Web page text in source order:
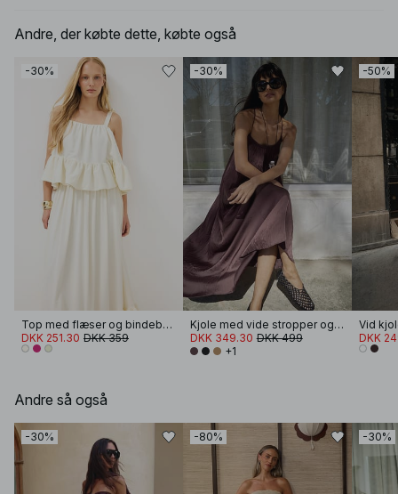
Andre, der købte dette, købte også
-30%
Top med flæser og bindebånd i skulderen
DKK 251.30 DKK 359
-30%
Kjole med vide stropper og flæser
DKK 349.30 DKK 499
+1
-50%
DKK
Andre så også
-30% -80% -30%